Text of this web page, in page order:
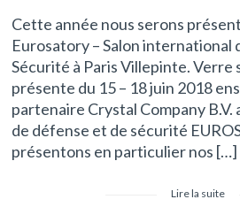
e
b
o
o
k
itt
er
ai
l
t
ta
g
er
Cette année nous serons
Eurosatory – Salon international
Sécurité à Paris Villepinte. Verre
présente du 15 – 18 juin 2018
partenaire Crystal Company
de défense et de sécurité
présentons en particulier nos […]
Lire la suite